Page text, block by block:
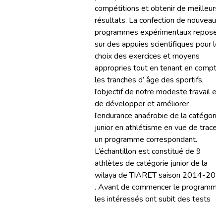
compétitions et obtenir de meilleurs
résultats. La confection de nouveaux
programmes expérimentaux repose
sur des appuies scientifiques pour le
choix des exercices et moyens
appropries tout en tenant en compte
les tranches d’ âge des sportifs,
l’objectif de notre modeste travail
de développer et améliorer
l’endurance anaérobie de la catégorie
junior en athlétisme en vue de tracer
un programme correspondant.
L’échantillon est constitué de 9
athlètes de catégorie junior de la
wilaya de TIARET saison 2014-
. Avant de commencer le programme
les intéressés ont subit des tests